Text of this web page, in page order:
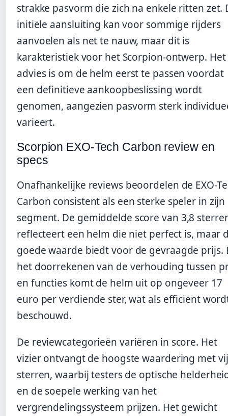
strakke pasvorm die zich na enkele ritten zet.
initiële aansluiting kan voor sommige rijders
aanvoelen als net te nauw, maar dit is
karakteristiek voor het Scorpion-ontwerp. Het
advies is om de helm eerst te passen voordat
een definitieve aankoopbeslissing wordt
genomen, aangezien pasvorm sterk
varieert.
Scorpion EXO-Tech Carbon review en
specs
Onafhankelijke reviews beoordelen de EXO-
Carbon consistent als een sterke speler in zijn
segment. De gemiddelde score van 3,8
reflecteert een helm die niet perfect is, maar
goede waarde biedt voor de gevraagde prijs.
het doorrekenen van de verhouding tussen
en functies komt de helm uit op ongeveer 17
euro per verdiende ster, wat als efficiënt
beschouwd.
De reviewcategorieën variëren in score. Het
vizier ontvangt de hoogste waardering met
sterren, waarbij testers de optische
en de soepele werking van het
vergrendelingssysteem prijzen. Het gewicht